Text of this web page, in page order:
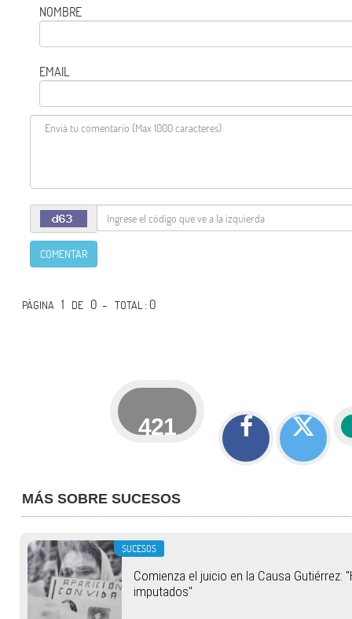
NOMBRE
EMAIL
COMENTAR
PÁGINA 1 DE 0 -TOTAL: 0
421
MÁS SOBRE SUCESOS
SUCESOS
Comienza el juicio en la Causa Gutiérrez:
imputados"